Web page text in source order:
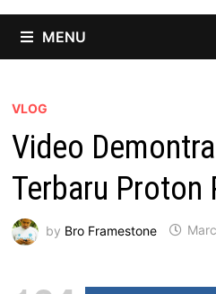
MENU
VLOG
Video
Terbaru Proton
by Bro Framestone